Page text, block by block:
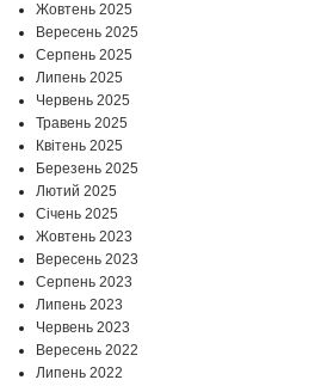
Жовтень 2025
Вересень 2025
Серпень 2025
Липень 2025
Червень 2025
Травень 2025
Квітень 2025
Березень 2025
Лютий 2025
Січень 2025
Жовтень 2023
Вересень 2023
Серпень 2023
Липень 2023
Червень 2023
Вересень 2022
Липень 2022